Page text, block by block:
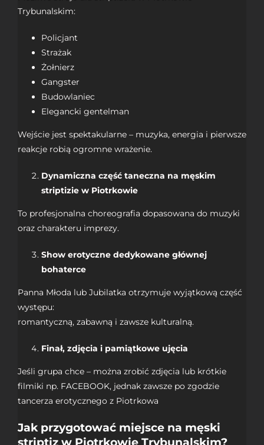
Trybunalskim:
Policjant
Strażak
Żołnierz
Gangster
Budowlaniec
Elegancki gentelman
Wejście jest spektakularne – muzyka, energia i pierwsze
reakcje robią ogromne wrażenie.
Dynamiczna część taneczna na męskim
striptizie w Piotrkowie
To profesjonalna choreografia dopasowana do muzyki
oraz charakteru imprezy.
Show erotyczne dedykowane głównej
bohaterce
Panna Młoda lub Jubilatka otrzymuje wyjątkową część
występu:
romantyczną, zabawną i zawsze kulturalną.
Finał, zdjęcia i pamiątkowe ujęcia
Jeśli grupa chce – można zrobić zdjęcia lub krótkie
filmiki np. FACEBOOK, jednak zawsze po zgodzie
tancerza erotycznego z Piotrkowa
Jak przygotować miejsce na męski
striptiz w Piotrkowie Trybunalskim?